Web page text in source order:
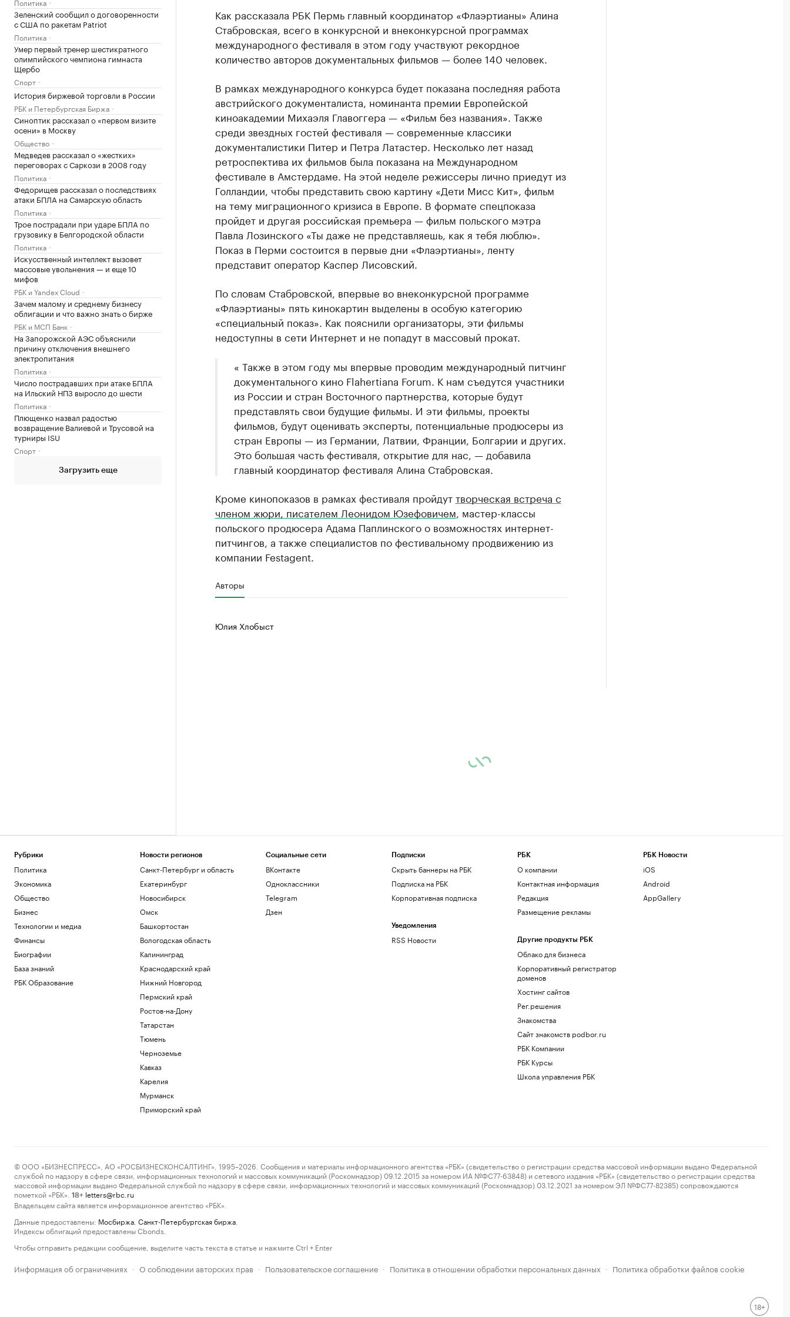
Зеленский сообщил о договоренности
с США по ракетам Patriot
Политика
Умер первый тренер шестикратного
олимпийского чемпиона гимнаста
Щербо
Спорт
История биржевой торговли в России
РБК и Петербургская Биржа
Синоптик рассказал о «первом визите
осени» в Москву
Общество
Медведев рассказал о «жестких»
переговорах с Саркози в 2008 году
Политика
Федорищев рассказал о последствиях
атаки БПЛА на Самарскую область
Политика
Трое пострадали при ударе БПЛА по
грузовику в Белгородской области
Политика
Искусственный интеллект вызовет
массовые увольнения — и еще 10
мифов
РБК и Yandex Cloud
Зачем малому и среднему бизнесу
облигации и что важно знать о бирже
РБК и МСП Банк
На Запорожской АЭС объяснили
причину отключения внешнего
электропитания
Политика
Число пострадавших при атаке БПЛА
на Ильский НПЗ выросло до шести
Политика
Плющенко назвал радостью
возвращение Валиевой и Трусовой на
турниры ISU
Спорт
Загрузить еще
Как рассказала РБК Пермь главный координатор «Флаэртианы» Алина
Стабровская, всего в конкурсной и внеконкурсной программах
международного фестиваля в этом году участвуют рекордное
количество авторов документальных фильмов — более 140 человек.
В рамках международного конкурса будет показана последняя работа
австрийского документалиста, номинанта премии Европейской
киноакадемии Михаэля Главоггера — «Фильм без названия». Также
среди звездных гостей фестиваля — современные классики
документалистики Питер и Петра Латастер. Несколько лет назад
ретроспектива их фильмов была показана на Международном
фестивале в Амстердаме. На этой неделе режиссеры лично приедут из
Голландии, чтобы представить свою картину «Дети Мисс Кит», фильм
на тему миграционного кризиса в Европе. В формате спецпоказа
пройдет и другая российская премьера — фильм польского мэтра
Павла Лозинского «Ты даже не представляешь, как я тебя люблю».
Показ в Перми состоится в первые дни «Флаэртианы», ленту
представит оператор Каспер Лисовский.
По словам Стабровской, впервые во внеконкурсной программе
«Флаэртианы» пять кинокартин выделены в особую категорию
«специальный показ». Как пояснили организаторы, эти фильмы
недоступны в сети Интернет и не попадут в массовый прокат.
« Также в этом году мы впервые проводим международный питчинг
документального кино Flahertiana Forum. К нам съедутся участники
из России и стран Восточного партнерства, которые будут
представлять свои будущие фильмы. И эти фильмы, проекты
фильмов, будут оценивать эксперты, потенциальные продюсеры из
стран Европы — из Германии, Латвии, Франции, Болгарии и других.
Это большая часть фестиваля, открытие для нас, — добавила
главный координатор фестиваля Алина Стабровская.
Кроме кинопоказов в рамках фестиваля пройдуттворческая встреча с
членом жюри, писателем Леонидом Юзефовичем , мастер-классы
польского продюсера Адама Паплинского о возможностях интернет-
питчингов, а также специалистов по фестивальному продвижению из
компании Festagent.
Авторы
Юлия Хлобыст
Рубрики
Политика
Экономика
Общество
Бизнес
Технологии и медиа
Финансы
Биографии
База знаний
РБК Образование
Новости регионов
Санкт-Петербург и область
Екатеринбург
Новосибирск
Омск
Башкортостан
Вологодская область
Калининград
Краснодарский край
Нижний Новгород
Пермский край
Ростов-на-Дону
Татарстан
Тюмень
Черноземье
Кавказ
Карелия
Мурманск
Приморский край
Социальные сети
ВКонтакте
Одноклассники
Telegram
Дзен
Подписки
Скрыть баннеры на РБК
Подписка на РБК
Корпоративная подписка
Уведомления
RSS Новости
РБК
О компании
Контактная информация
Редакция
Размещение рекламы
Другие продукты РБК
Облако для бизнеса
Корпоративный регистратор
доменов
Хостинг сайтов
Рег.решения
Знакомства
Сайт знакомств podbor.ru
РБК Компании
РБК Курсы
Школа управления РБК
РБК Новости
iOS
Android
AppGallery
© ООО «БИЗНЕСПРЕСС», АО «РОСБИЗНЕСКОНСАЛТИНГ», 1995–2026. Сообщения и материалы информационного агентства «РБК» (свидетельство о регистрации средства массовой информации выдано Федеральной
службой по надзору в сфере связи, информационных технологий и массовых коммуникаций (Роскомнадзор) 09.12.2015 за номером ИА №ФС77-63848) и сетевого издания «РБК» (свидетельство о регистрации средства
массовой информации выдано Федеральной службой по надзору в сфере связи, информационных технологий и массовых коммуникаций (Роскомнадзор) 03.12.2021 за номером ЭЛ №ФС77-82385) сопровождаются
пометкой «РБК».
18+ letters@rbc.ru
Владельцем сайта является информационное агентство «РБК».
Данные предоставлены: Мосбиржа Санкт-Петербургская биржа
Индексы облигаций предоставлены Cbonds.
Чтобы отправить редакции сообщение, выделите часть текста в статье и нажмите Ctrl + Enter
Информация об ограничениях · О соблюдении авторских прав · Пользовательское соглашение · Политика в отношении обработки персональных данных · Политика обработки файлов cookie
18+